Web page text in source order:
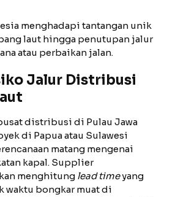
menghadapi tantangan unik
laut hingga penutupan jalur
atau perbaikan jalan.
Jalur Distribusi
distribusi di Pulau Jawa
di Papua atau Sulawesi
matang mengenai
kapal. Supplier
menghitung lead timeyang
waktu bongkar muat di